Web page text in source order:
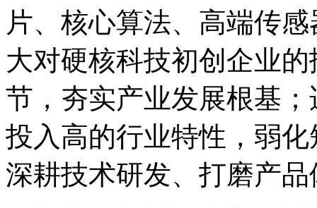
片、核心算法、高端传
大对硬核科技初创企业
节，夯实产业发展根基
投入高的行业特性，弱
深耕技术研发、打磨产品